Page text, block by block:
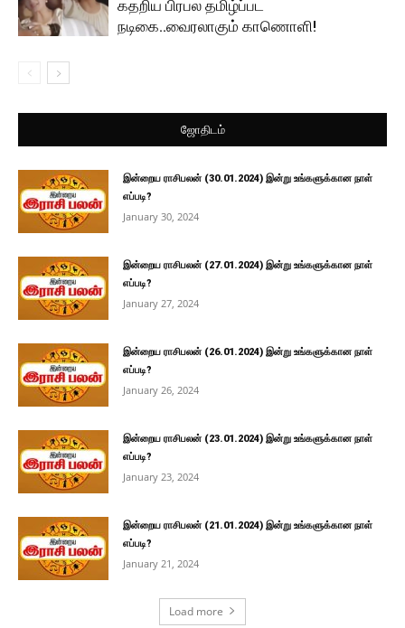
கதறிய பிரபல தமிழ்ப்பட
நடிகை..வைரலாகும் காணொளி!
ஜோதிடம்
இன்றைய ராசிபலன் (30.01.2024) இன்று உங்களுக்கான நாள்
எப்படி?
January 30, 2024
இன்றைய ராசிபலன் (27.01.2024) இன்று உங்களுக்கான நாள்
எப்படி?
January 27, 2024
இன்றைய ராசிபலன் (26.01.2024) இன்று உங்களுக்கான நாள்
எப்படி?
January 26, 2024
இன்றைய ராசிபலன் (23.01.2024) இன்று உங்களுக்கான நாள்
எப்படி?
January 23, 2024
இன்றைய ராசிபலன் (21.01.2024) இன்று உங்களுக்கான நாள்
எப்படி?
January 21, 2024
Load more